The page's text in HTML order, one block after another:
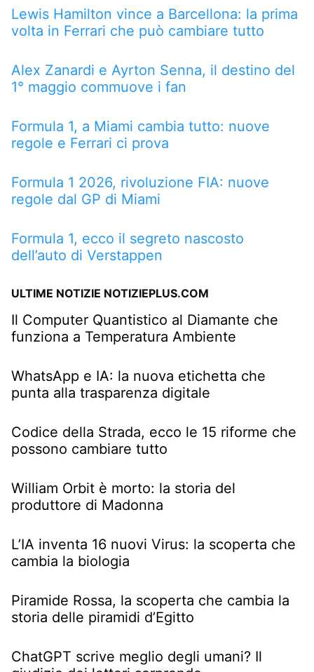
Lewis Hamilton vince a Barcellona: la prima
volta in Ferrari che può cambiare tutto
Alex Zanardi e Ayrton Senna, il destino del
1° maggio commuove i fan
Formula 1, a Miami cambia tutto: nuove
regole e Ferrari ci prova
Formula 1 2026, rivoluzione FIA: nuove
regole dal GP di Miami
Formula 1, ecco il segreto nascosto
dell’auto di Verstappen
ULTIME NOTIZIE NOTIZIEPLUS.COM
Il Computer Quantistico al Diamante che
funziona a Temperatura Ambiente
WhatsApp e IA: la nuova etichetta che
punta alla trasparenza digitale
Codice della Strada, ecco le 15 riforme che
possono cambiare tutto
William Orbit è morto: la storia del
produttore di Madonna
L’IA inventa 16 nuovi Virus: la scoperta che
cambia la biologia
Piramide Rossa, la scoperta che cambia la
storia delle piramidi d’Egitto
ChatGPT scrive meglio degli umani? Il